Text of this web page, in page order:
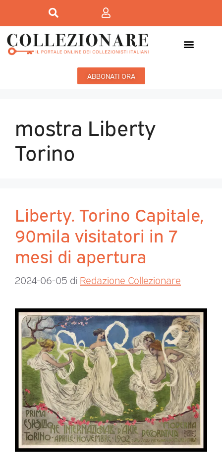
ABBONATI ORA
mostra Liberty
Torino
Liberty. Torino Capitale,
90mila visitatori in 7
mesi di apertura
2024-06-05 di Redazione Collezionare